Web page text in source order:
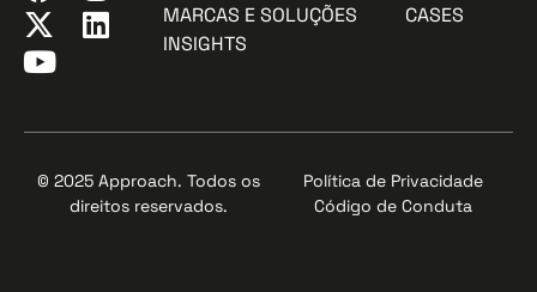
MARCAS E SOLUÇÕES
CASES
INSIGHTS
© 2025 Approach. Todos os
direitos reservados.
Política de Privacidade
Código de Conduta